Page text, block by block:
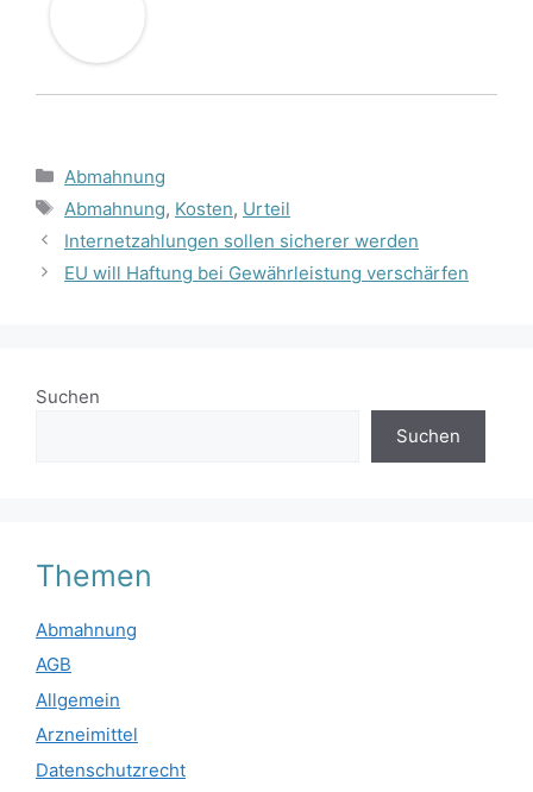
Kategorien
Abmahnung
Schlagwörter
Abmahnung, Kosten, Urteil
Internetzahlungen sollen sicherer werden
EU will Haftung bei Gewährleistung verschärfen
Suchen
Suchen
Themen
Abmahnung
AGB
Allgemein
Arzneimittel
Datenschutzrecht